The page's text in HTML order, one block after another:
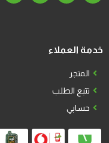
خدمة العملاء
المتجر
تتبع الطلب
حسابي